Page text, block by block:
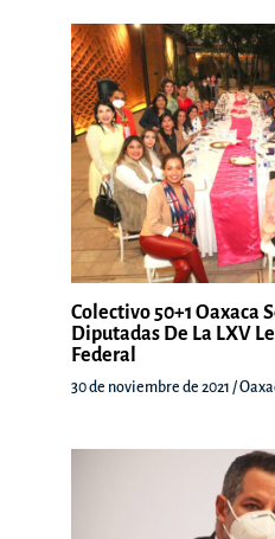
Colectivo 50+1 Oaxaca
Diputadas De La LXV
Federal
30 de noviembre de 2021 /